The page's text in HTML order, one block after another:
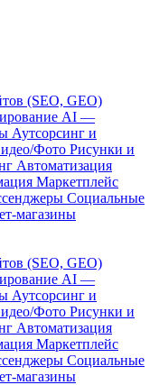
(SEO, GEO)
AI —
Аутсорсинг и
Фото Рисунки и
Автоматизация
Маркетплейс
Социальные
магазины
(SEO, GEO)
AI —
Аутсорсинг и
Фото Рисунки и
Автоматизация
Маркетплейс
Социальные
магазины